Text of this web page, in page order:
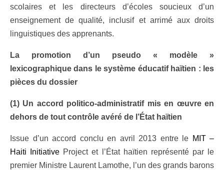
scolaires et les directeurs d’écoles soucieux d’un
enseignement de qualité, inclusif et arrimé aux droits
linguistiques des apprenants.
La promotion d’un pseudo « modèle »
lexicographique dans le système éducatif haïtien : les
pièces du dossier
(1) Un accord politico-administratif mis en œuvre en
dehors de tout contrôle avéré de l’État haïtien
Issue d’un accord conclu en avril 2013 entre le MIT –
Haiti Initiative Project et l’État haïtien représenté par le
premier Ministre Laurent Lamothe, l’un des grands barons